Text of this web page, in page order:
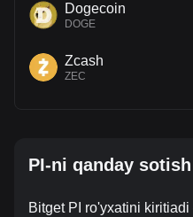
Dogecoin
DOGE
Zcash
ZEC
PI-ni qanday
Bitget PI ro'yxatini